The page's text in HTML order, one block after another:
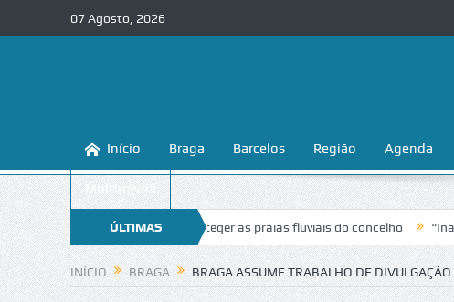
07 Agosto, 2026
Início Braga Barcelos Região Agenda
Multimédia
ÚLTIMAS
NOTÍCIAS
ensina a conhecer e proteger as praias fluviais do concelho “Inaceitável”.
INÍCIO BRAGA BRAGA ASSUME TRABALHO DE